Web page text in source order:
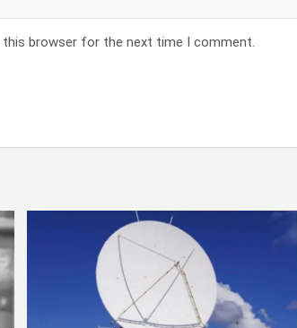
this browser for the next time I comment.